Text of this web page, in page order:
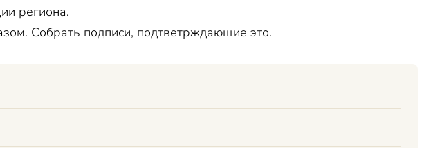
региона.
Собрать подписи, подтветрждающие это.